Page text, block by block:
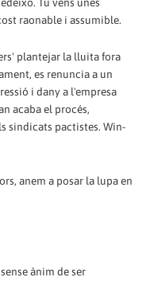
raonable i assumible.
plantejar la lluita fora
es renuncia a un
i dany a l'empresa
acaba el procés,
sindicats pactistes. Win-
anem a posar la lupa en
ànim de ser